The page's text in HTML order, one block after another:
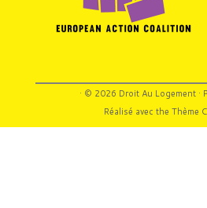
· © 2026 Droit Au Logement·
Réalisé avec theThème